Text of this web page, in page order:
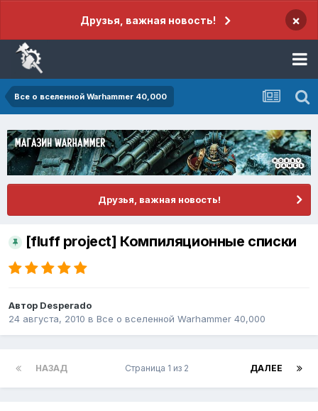
Друзья, важная новость! ×
Все о вселенной Warhammer 40,000
Друзья, важная новость!
[fluff project] Компиляционные списки
Автор Desperado
24 августа, 2010 в Все о вселенной Warhammer 40,000
НАЗАД ДАЛЕЕ
Страница 1 из 2